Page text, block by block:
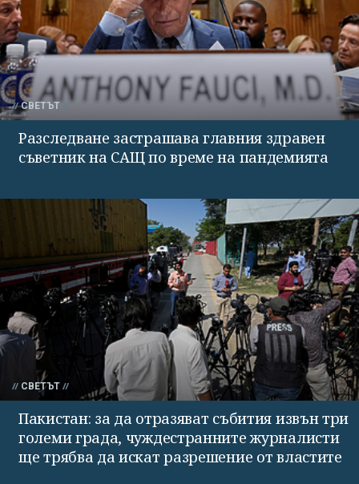
СВЕТЪТ
Разследване застрашава главния здравен
съветник на САЩ по време на пандемията
СВЕТЪТ
Пакистан: за да отразяват събития извън три
големи града, чуждестранните журналисти
ще трябва да искат разрешение от властите